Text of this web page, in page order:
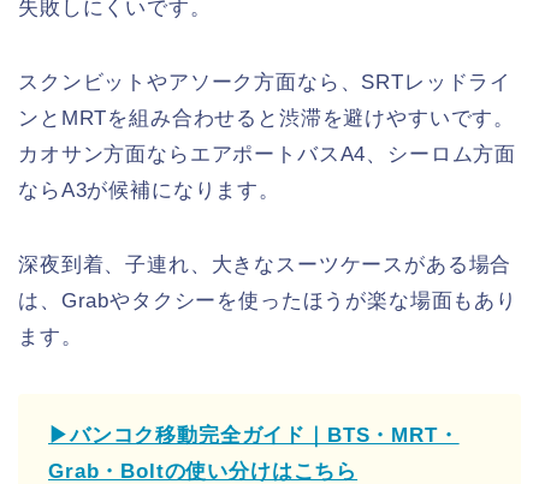
失敗しにくいです。
スクンビットやアソーク方面なら、SRTレッドライ
ンとMRTを組み合わせると渋滞を避けやすいです。
カオサン方面ならエアポートバスA4、シーロム方面
ならA3が候補になります。
深夜到着、子連れ、大きなスーツケースがある場合
は、Grabやタクシーを使ったほうが楽な場面もあり
ます。
▶バンコク移動完全ガイド｜BTS・MRT・
Grab・Boltの使い分けはこちら